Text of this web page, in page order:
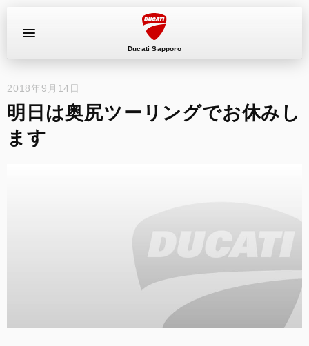
Ducati Sapporo
イベント
中古車
2018年9月14日
明日は奥尻ツーリングでお休みし
ます